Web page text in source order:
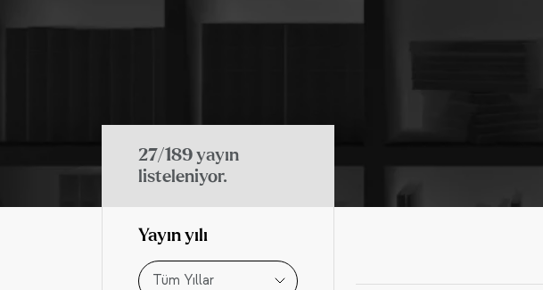
27/189 yayın
listeleniyor.
Yayın yılı
Tüm Yıllar